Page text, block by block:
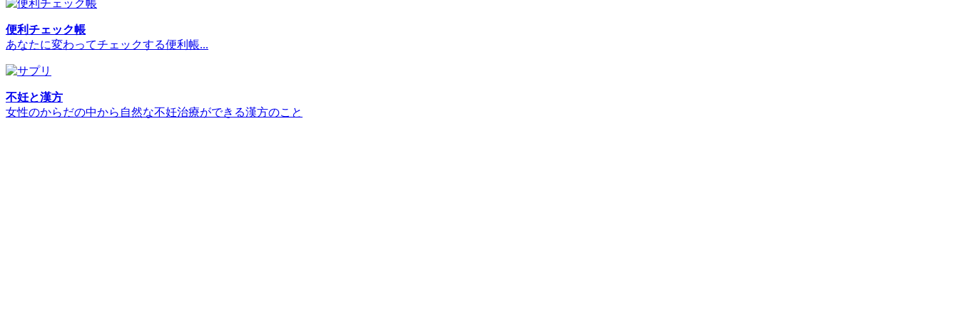
便利チェック帳
あなたに変わってチェックする便利帳...
不妊と漢方
女性のからだの中から自然な不妊治療ができる漢方のこと